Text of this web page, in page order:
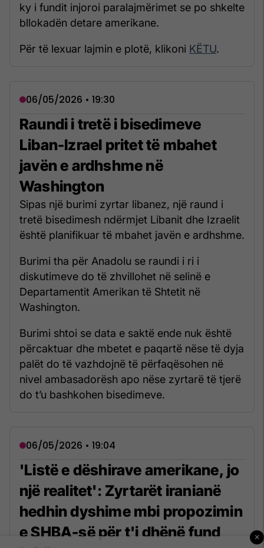
ky i fundit injoroi paralajmërimet se po shkelte
bllokadën detare amerikane.
Për të lexuar lajmin e plotë, klikoni KËTU.
06/05/2026 • 19:30
Raundi i tretë i bisedimeve
Liban-Izrael pritet të mbahet
javën e ardhshme në
Washington
Sipas një burimi zyrtar libanez, një raund i
tretë bisedimesh ndërmjet Libanit dhe Izraelit
është planifikuar të mbahet javën e ardhshme.
Burimi tha për Anadolu se raundi i ri i
diskutimeve do të zhvillohet në selinë e
Departamentit Amerikan të Shtetit në
Washington.
Burimi shtoi se data e saktë ende nuk është
përcaktuar dhe mbetet e paqartë nëse të dyja
palët do të vazhdojnë të përfaqësohen në
nivel ambasadorësh apo nëse zyrtarë të tjerë
do t’u bashkohen bisedimeve.
06/05/2026 • 19:04
'Listë e dëshirave amerikane, jo
një realitet': Zyrtarët iranianë
hedhin dyshime mbi propozimin
e SHBA-së për t'i dhënë fund
×